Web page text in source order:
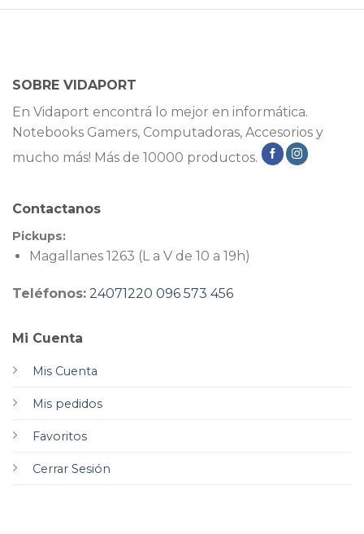
SOBRE VIDAPORT
En Vidaport encontrá lo mejor en informática.
Notebooks Gamers, Computadoras, Accesorios y
mucho más! Más de 10000 productos.
Mi Cuenta
Mis Cuenta
Mis pedidos
Favoritos
Cerrar Sesión
Contactanos
Pickups:
Magallanes 1263 (L a V de 10 a 19h)
Teléfonos: 24071220 096 573 456